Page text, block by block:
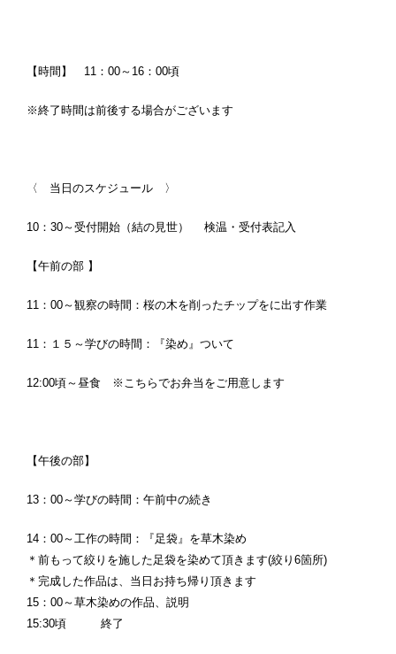
【時間】 11：00～16：00頃
※終了時間は前後する場合がございます
〈 当日のスケジュール 〉
10：30～受付開始（結の見世） 検温・
【午前の部 】
11：00～観察の時間：桜の木を削ったチップをに出す作業
11：１５～学びの時間：『染め』つ
12:00頃～昼食 ※こちらでお弁当をご用意します
【午後の部】
13：00～学びの時間：午前中の続き
14：00～工作の時間：『足袋』を草木染め
＊前もって絞りを施した足袋を染めて頂きます(絞り6箇所)
＊完成した作品は、当日お持ち帰り頂きます
15：00～草木染めの作品、説明
15:30頃 終了